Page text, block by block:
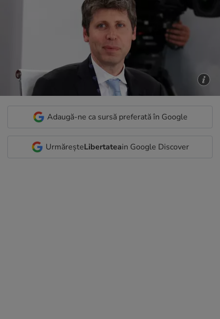
Adaugă-ne ca sursă preferată în Google
UrmăreșteLibertateain Google Discover